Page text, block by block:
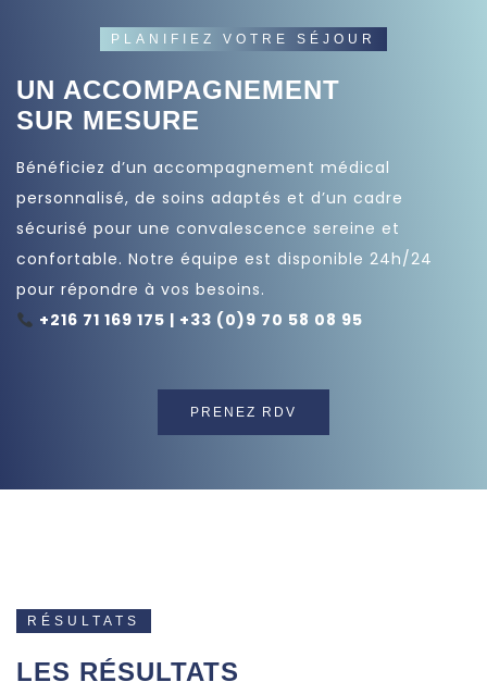
PLANIFIEZ VOTRE SÉJOUR
UN ACCOMPAGNEMENT
SUR MESURE
Bénéficiez d’un accompagnement médical
personnalisé, de soins adaptés et d’un cadre
sécurisé pour une convalescence sereine et
confortable. Notre équipe est disponible 24h/24
pour répondre à vos besoins.
+216 71 169 175 | +33 (0)9 70 58 08 95
PRENEZ RDV
RÉSULTATS
LES RÉSULTATS